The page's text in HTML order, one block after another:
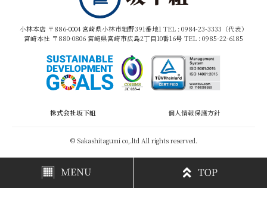
小林本店 〒886-0004 宮崎県小林市細野391番地1 TEL : 0984-23-3333（代表）
宮崎本社 〒880-0806 宮崎県宮崎市広島2丁目10番16号 TEL : 0985-22-6185
株式会社坂下組 個人情報保護方針
© Sakashitagumi co,.ltd All rights reserved.